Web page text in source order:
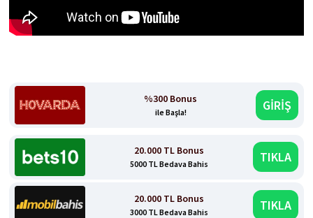
%300 Bonus
ile Başla! GİRİŞ
20.000 TL Bonus
5000 TL Bedava Bahis TIKLA
20.000 TL Bonus
3000 TL Bedava Bahis TIKLA